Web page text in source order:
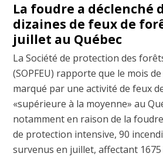
La foudre a déclenché
dizaines de feux de
juillet au Québec
La Société de protection des
(SOPFEU) rapporte que le mois
marqué par une activité de feux
«supérieure à la moyenne» au
notamment en raison de la
de protection intensive, 90
survenus en juillet, affectant